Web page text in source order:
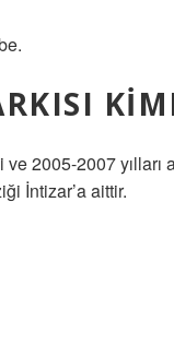
ve 2005-2007 yılları
İntizar’a aittir.